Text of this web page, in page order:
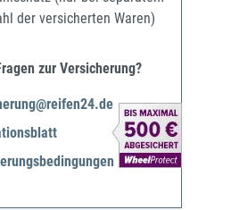
der versicherten Waren)
zur Versicherung?